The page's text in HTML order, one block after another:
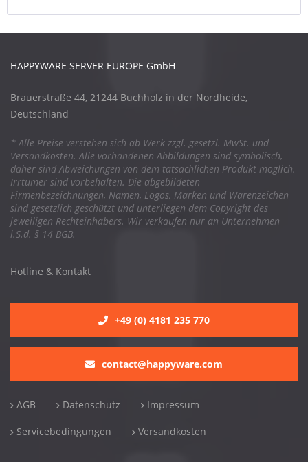
HAPPYWARE SERVER EUROPE GmbH
Brauerstraße 44, 21244 Buchholz in der Nordheide,
Deutschland
* Alle Preise verstehen sich ab Werk zzgl. gesetzl. MwSt. und
Versandkosten. Alle vorhandenen Abbildungen sind symbolisch,
daher sind Abweichungen von dem tatsächlichen Produkt möglich.
Irrtümer sind vorbehalten. Die abgebildeten
Firmenbezeichnungen, Namen, Logos, Marken und Warenzeichen
sind gesetzlich geschützt und unterliegen dem Copyright des
jeweiligen Rechteinhabers. Wir verkaufen nur an Unternehmen
i.S.d. § 14 BGB.
Hotline & Kontakt
+49 (0) 4181 235 770
contact@happyware.com
AGB Datenschutz Impressum
Servicebedingungen Versandkosten